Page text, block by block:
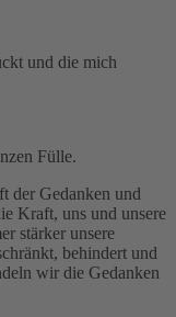
und die mich
Fülle.
der Gedanken und
Kraft, uns und unsere
stärker unsere
behindert und
wir die Gedanken